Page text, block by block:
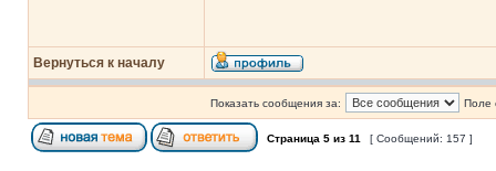
Вернуться к началу
Показать сообщения за: Поле
Страница 5 из 11 [ Сообщений: 157 ]